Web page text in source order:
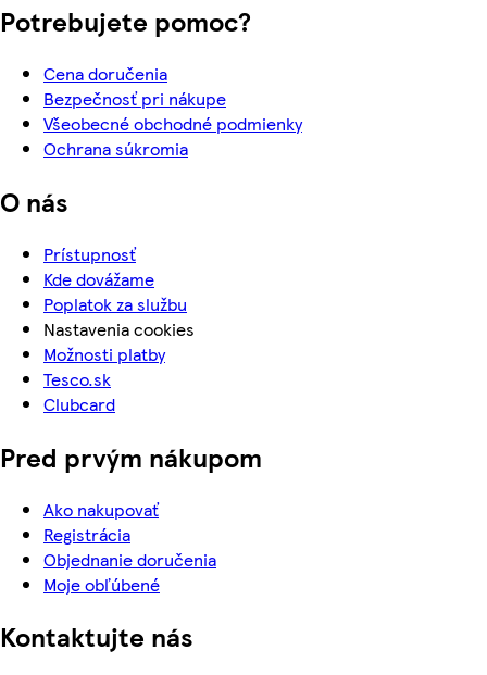
Potrebujete pomoc?
Cena doručenia
Bezpečnosť pri nákupe
Všeobecné obchodné podmienky
Ochrana súkromia
O nás
Prístupnosť
Kde dovážame
Poplatok za službu
Nastavenia cookies
Možnosti platby
Tesco.sk
Clubcard
Pred prvým nákupom
Ako nakupovať
Registrácia
Objednanie doručenia
Moje obľúbené
Kontaktujte nás